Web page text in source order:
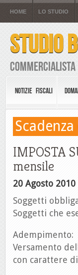
HOME LO STUDIO
STUDIO
NOTIZIE FISCALI
IMPOSTA
mensile
20 Agosto 2010
Soggetti
Soggetti che
Adempimento:
Versamento
con carattere